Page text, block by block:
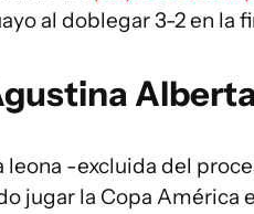
al doblegar 3-2 en la
leona -excluida del
jugar la Copa América